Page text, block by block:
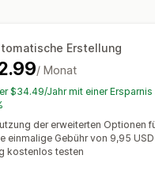
Erstellung
/ Monat
$34.49/Jahr mit einer Ersparnis
der erweiterten Optionen
einmalige Gebühr von 9,95 USD
kostenlos testen